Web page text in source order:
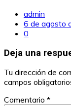
admin
6 de agosto
0
Deja una
Tu dirección de
campos
Comentario *